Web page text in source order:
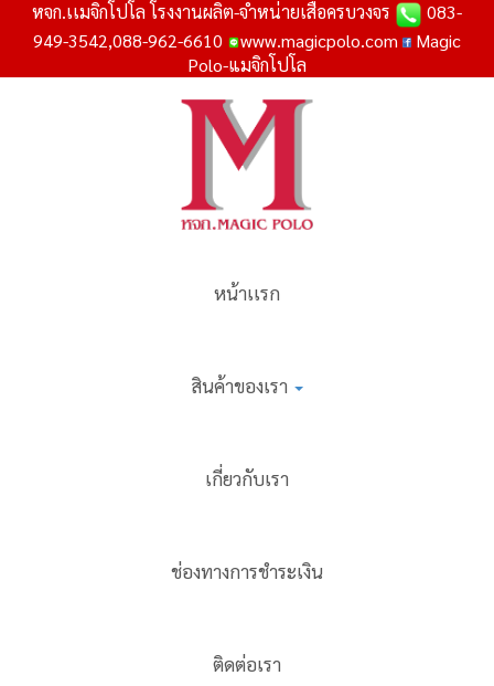
หจก.เเมจิกโปโล โรงงานผลิต-จำหน่ายเสื้อครบวงจร
083-
949-3542,088-962-6610
www.magicpolo.com
Magic
Polo-แมจิกโปโล
หน้าเเรก
สินค้าของเรา
เกี่ยวกับเรา
ช่องทางการชำระเงิน
ติดต่อเรา